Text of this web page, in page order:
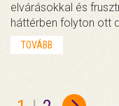
elvárásokkal és
háttérben folyton ott
TOVÁBB